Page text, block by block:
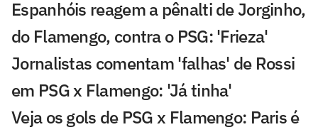
Espanhóis reagem a pênalti de Jorginho,
do Flamengo, contra o PSG: 'Frieza'
Jornalistas comentam 'falhas' de Rossi
em PSG x Flamengo: 'Já tinha'
Veja os gols de PSG x Flamengo: Paris é